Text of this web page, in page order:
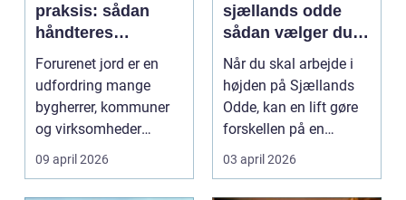
praksis: sådan
håndteres
forurenet jord
ansvarligt
Forurenet jord er en
udfordring mange
bygherrer, kommuner
og virksomheder
møder, når gamle
industrig...
09 april 2026
sjællands odde
sådan vælger du
den rigtige løsning
Når du skal arbejde i
højden på Sjællands
Odde, kan en lift gøre
forskellen på en
besværlig og en ov...
03 april 2026